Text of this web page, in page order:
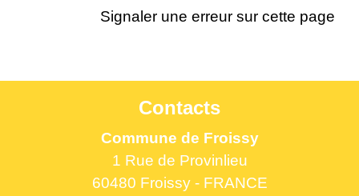
Signaler une erreur sur cette page
Contacts
Commune de Froissy
1 Rue de Provinlieu
60480 Froissy - FRANCE